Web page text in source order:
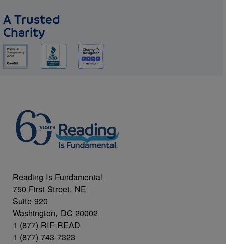
A Trusted
Charity
Reading Is Fundamental
750 First Street, NE
Suite 920
Washington, DC 20002
1 (877) RIF-READ
1 (877) 743-7323